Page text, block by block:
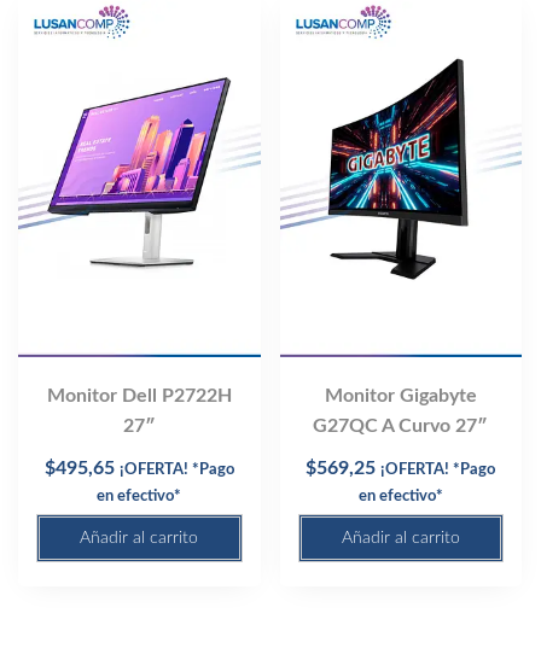
Monitor Dell P2722H
27″
$495,65 ¡OFERTA! *Pago
en efectivo*
Añadir al carrito
Monitor Gigabyte
G27QC A Curvo 27″
$569,25 ¡OFERTA! *Pago
en efectivo*
Añadir al carrito